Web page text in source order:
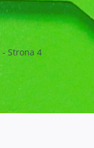
- Strona 4